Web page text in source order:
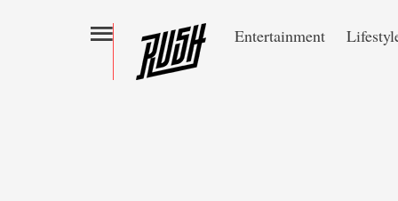
Entertainment